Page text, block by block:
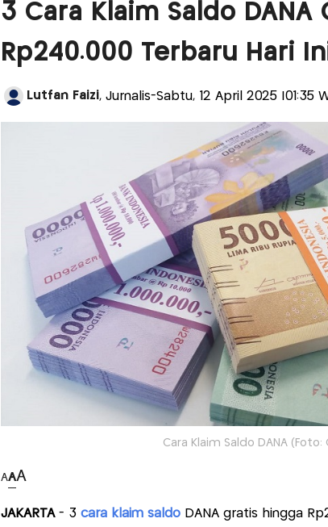
3 Cara Klaim Saldo DANA
Rp240.000 Terbaru Hari
Lutfan Faizi, Jurnalis-Sabtu, 12 April 2025 |01:35
Cara Klaim Saldo DANA (Foto:
AAA
JAKARTA- 3 cara klaim saldoDANA gratis hingga